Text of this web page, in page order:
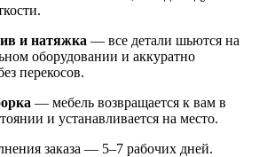
и натяжка — все детали шьются на
оборудовании и аккуратно
перекосов.
— мебель возвращается к вам в
и устанавливается на место.
заказа — 5–7 рабочих дней.